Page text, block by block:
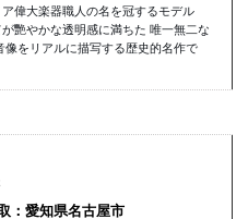
ア偉大楽器職人の名を冠するモデル
艷やかな透明感に満ちた 唯一無二な
像をリアルに描写する歴史的名作で
：愛知県名古屋市